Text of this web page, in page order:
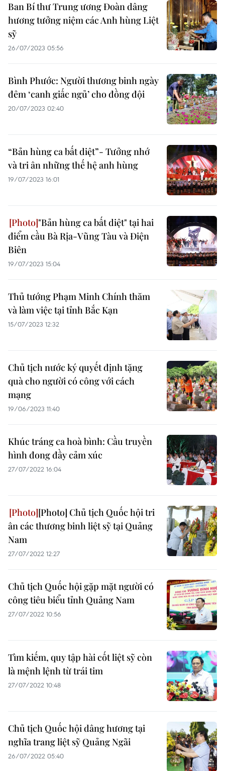
Ban Bí thư Trung ương Đoàn dâng
hương tưởng niệm các Anh hùng Liệt
sỹ
26/07/2023 05:56
Bình Phước: Người thương binh ngày
đêm ‘canh giấc ngủ’ cho đồng đội
20/07/2023 02:40
“Bản hùng ca bất diệt”- Tưởng nhớ
và tri ân những thế hệ anh hùng
19/07/2023 16:01
"Bản hùng ca bất diệt" tại hai
điểm cầu Bà Rịa-Vũng Tàu và Điện
Biên
19/07/2023 15:04
Thủ tướng Phạm Minh Chính thăm
và làm việc tại tỉnh Bắc Kạn
15/07/2023 12:32
Chủ tịch nước ký quyết định tặng
quà cho người có công với cách
mạng
19/06/2023 11:40
Khúc tráng ca hoà bình: Cầu truyền
hình đong đầy cảm xúc
27/07/2022 16:04
[Photo] Chủ tịch Quốc hội tri
ân các thương binh liệt sỹ tại Quảng
Nam
27/07/2022 12:27
Chủ tịch Quốc hội gặp mặt người có
công tiêu biểu tỉnh Quảng Nam
27/07/2022 10:56
Tìm kiếm, quy tập hài cốt liệt sỹ còn
là mệnh lệnh từ trái tim
27/07/2022 10:48
Chủ tịch Quốc hội dâng hương tại
nghĩa trang liệt sỹ Quảng Ngãi
26/07/2022 05:40